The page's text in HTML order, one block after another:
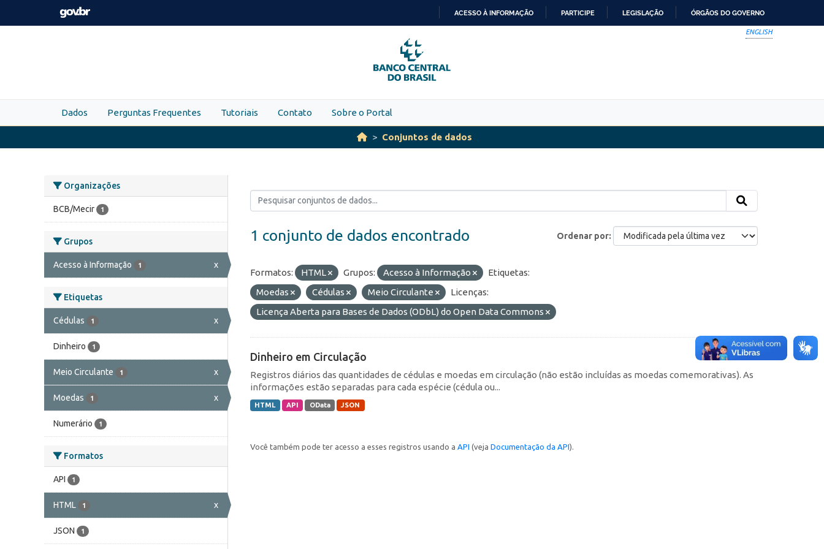
Skip to main content
PARA
O
CONTEÚDO
ACESSO À INFORMAÇÃO PARTICIPE LEGISLAÇÃO ÓRGÃOS DO GOVERNO
ENGLISH
Dados Perguntas Frequentes Tutoriais Contato Sobre o Portal
Conjuntos de dados
Organizações
BCB/Mecir 1
Grupos
Acesso à Informação 1 x
Etiquetas
Cédulas 1 x
Dinheiro 1
Meio Circulante 1 x
Moedas 1 x
Numerário 1
Formatos
API 1
HTML 1 x
JSON 1
Ordenar por
1 conjunto de dados encontrado
Formatos: HTML Grupos: Acesso à Informação
Etiquetas:
Moedas
Cédulas Meio Circulante
Licenças:
Licença Aberta para Bases de Dados (ODbL) do Open Data Commons
Dinheiro em Circulação
Registros diários das quantidades de cédulas e moedas em circulação (não estão incluídas as moedas comemorativas). As
informações estão separadas para cada espécie (cédula ou...
HTML API OData JSON
Você também pode ter acesso a esses registros usando a API (veja Documentação da API).